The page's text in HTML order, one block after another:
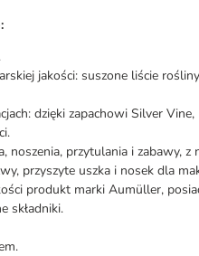
jakości: suszone liście
dzięki zapachowi Silver
przytulania i zabawy, z
przyszyte uszka i nosek dla
produkt marki Aumüller,
składniki.